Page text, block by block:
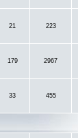
21 223
179 2967
33 455